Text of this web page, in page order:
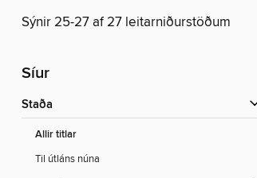
Sýnir 25-27 af 27 leitarniðurstöðum
Síur
Staða
Allir titlar
Til útláns núna